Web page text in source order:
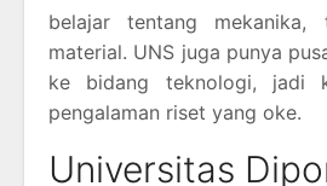
belajar tentang mekanika,
material. UNS juga punya
ke bidang teknologi, jadi
pengalaman riset yang oke.
Universitas